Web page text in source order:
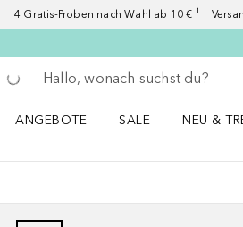
4 Gratis-Proben nach Wahl ab 10 € ¹
Gehe zurück
Suche ausführen
ANGEBOTE
SALE
NEU &